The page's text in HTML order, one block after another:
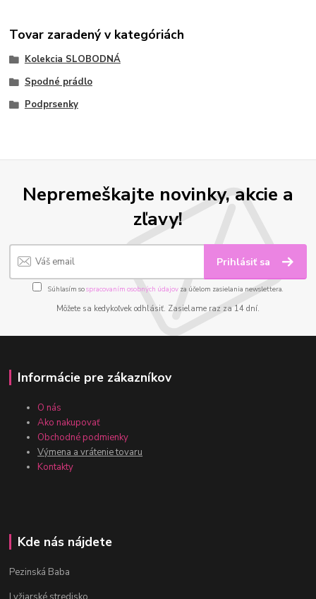
Tovar zaradený v kategóriách
Kolekcia SLOBODNÁ
Spodné prádlo
Podprsenky
Nepremeškajte novinky, akcie a
zľavy!
Prihlásiť sa
Súhlasím sospracovaním osobných údajov za účelom zasielania newslettera.
Môžete sa kedykoľvek odhlásiť. Zasielame raz za 14 dní.
Informácie pre zákazníkov
O nás
Ako nakupovať
Obchodné podmienky
Výmena a vrátenie tovaru
Kontakty
Kde nás nájdete
Pezinská Baba